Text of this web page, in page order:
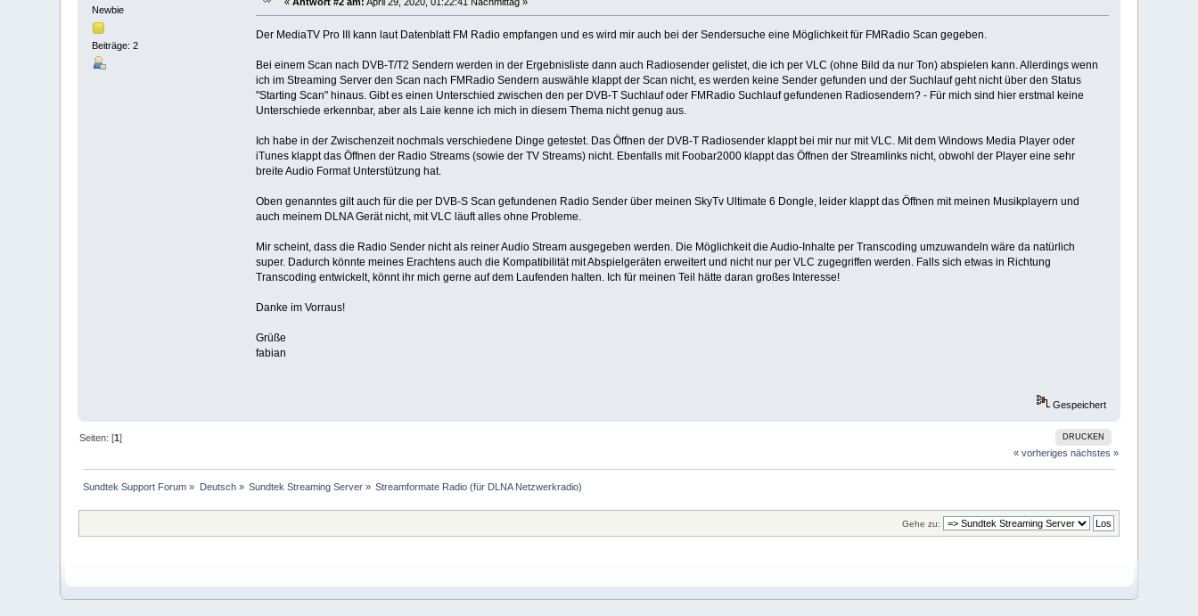
Newbie
Beiträge: 2
Der MediaTV Pro III kann laut Datenblatt FM Radio empfangen und es wird mir auch bei der Sendersuche eine Möglichkeit für FMRadio Scan gegeben.
Bei einem Scan nach DVB-T/T2 Sendern werden in der Ergebnisliste dann auch Radiosender gelistet, die ich per VLC (ohne Bild da nur Ton) abspielen kann. Allerdings wenn
ich im Streaming Server den Scan nach FMRadio Sendern auswähle klappt der Scan nicht, es werden keine Sender gefunden und der Suchlauf geht nicht über den Status
"Starting Scan" hinaus. Gibt es einen Unterschied zwischen den per DVB-T Suchlauf oder FMRadio Suchlauf gefundenen Radiosendern? - Für mich sind hier erstmal keine
Unterschiede erkennbar, aber als Laie kenne ich mich in diesem Thema nicht genug aus.
Ich habe in der Zwischenzeit nochmals verschiedene Dinge getestet. Das Öffnen der DVB-T Radiosender klappt bei mir nur mit VLC. Mit dem Windows Media Player oder
iTunes klappt das Öffnen der Radio Streams (sowie der TV Streams) nicht. Ebenfalls mit Foobar2000 klappt das Öffnen der Streamlinks nicht, obwohl der Player eine sehr
breite Audio Format Unterstützung hat.
Oben genanntes gilt auch für die per DVB-S Scan gefundenen Radio Sender über meinen SkyTv Ultimate 6 Dongle, leider klappt das Öffnen mit meinen Musikplayern und
auch meinem DLNA Gerät nicht, mit VLC läuft alles ohne Probleme.
Mir scheint, dass die Radio Sender nicht als reiner Audio Stream ausgegeben werden. Die Möglichkeit die Audio-Inhalte per Transcoding umzuwandeln wäre da natürlich
super. Dadurch könnte meines Erachtens auch die Kompatibilität mit Abspielgeräten erweitert und nicht nur per VLC zugegriffen werden. Falls sich etwas in Richtung
Transcoding entwickelt, könnt ihr mich gerne auf dem Laufenden halten. Ich für meinen Teil hätte daran großes Interesse!
Danke im Vorraus!
Grüße
fabian
Gespeichert
DRUCKEN
Seiten: [1]
« vorheriges nächstes »
Sundtek Support Forum » Deutsch» Sundtek Streaming Server » Streamformate Radio (für DLNA Netzwerkradio)
Gehe zu: